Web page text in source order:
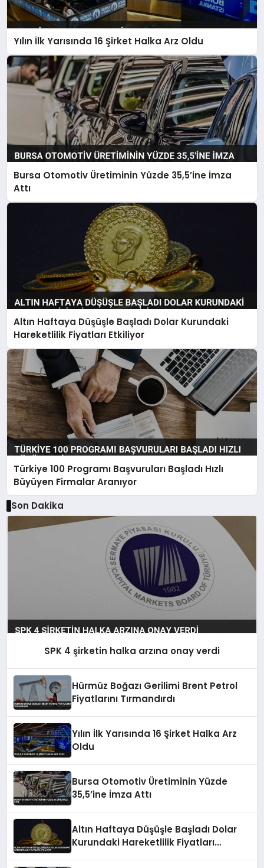
Yılın İlk Yarısında 16 Şirket Halka Arz Oldu
Bursa Otomotiv Üretiminin Yüzde 35,5’ine İmza
Attı
Altın Haftaya Düşüşle Başladı Dolar Kurundaki
Hareketlilik Fiyatları Etkiliyor
Türkiye 100 Programı Başvuruları Başladı Hızlı
Büyüyen Firmalar Aranıyor
Son Dakika
SPK 4 şirketin halka arzına onay verdi
Hürmüz Boğazı Gerilimi Brent Petrol
Fiyatlarını Tırmandırdı
Yılın İlk Yarısında 16 Şirket Halka Arz
Oldu
Bursa Otomotiv Üretiminin Yüzde
35,5’ine İmza Attı
Altın Haftaya Düşüşle Başladı Dolar
Kurundaki Hareketlilik Fiyatları